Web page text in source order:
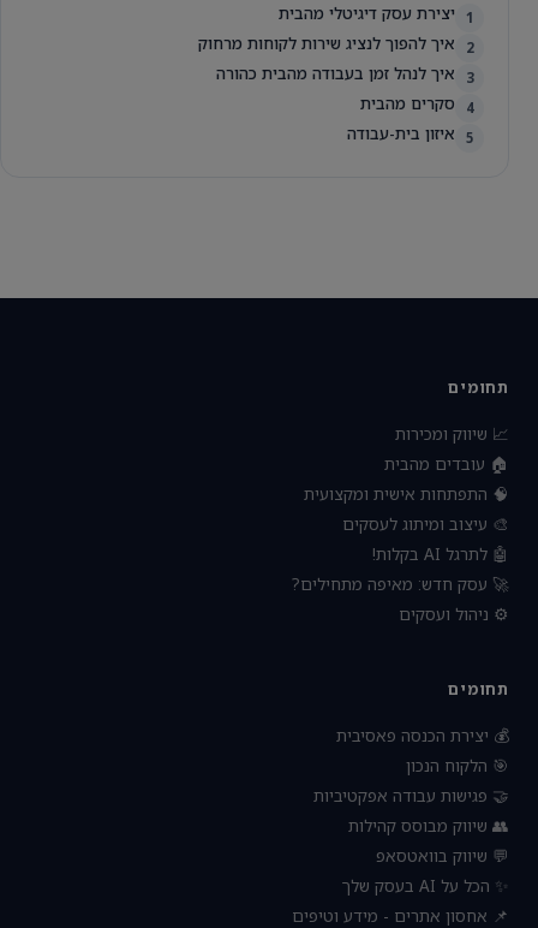
1 יצירת עסק דיגיטלי מהבית
2 איך להפוך לנציג שירות לקוחות מרחוק
3 איך לנהל זמן בעבודה מהבית כהורה
4 סקרים מהבית
5 איזון בית-עבודה
תחומים
📈 שיווק ומכירות
🏠 עובדים מהבית
🧠 התפתחות אישית ומקצועית
🎨 עיצוב ומיתוג לעסקים
🤖 לתרגל AI בקלות!
🚀 עסק חדש: מאיפה מתחילים?
⚙️ ניהול ועסקים
תחומים
💰 יצירת הכנסה פאסיבית
🎯 הלקוח הנכון
🤝 פגישות עבודה אפקטיביות
👥 שיווק מבוסס קהילות
💬 שיווק בוואטסאפ
✨ הכל על AI בעסק שלך
📌 אחסון אתרים - מידע וטיפים